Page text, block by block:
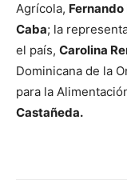
Agrícola, Fernando
Caba; la
el país, Carolina
Dominicana de la
para la
Castañeda.